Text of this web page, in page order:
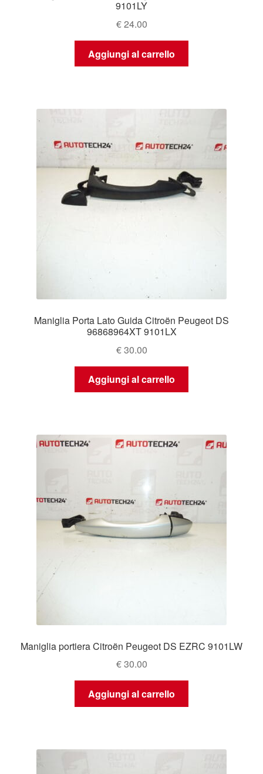
9101LY
€24.00
Aggiungi al carrello
Maniglia Porta Lato Guida Citroën Peugeot DS
96868964XT 9101LX
€30.00
Aggiungi al carrello
Maniglia portiera Citroën Peugeot DS EZRC 9101LW
€30.00
Aggiungi al carrello